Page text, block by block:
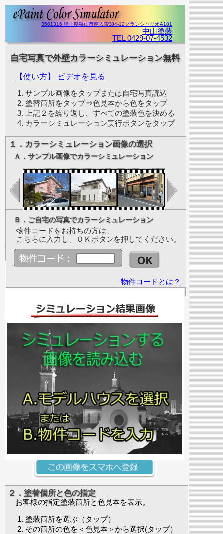
3501316 埼玉県狭山市南入曽384-12グランシャリオA101
中山塗装
TEL 0429-07-4532
自宅写真で外壁カラーシミュレーション無料
【使い方】 ビデオを見る
サンプル画像をタップまたは自宅写真読込
塗替箇所をタップ⇒色見本から色をタップ
上記２を繰り返し、すべての塗装色を決める
カラーシミュレーション実行ボタンをタップ
１．カラーシミュレーション画像の選択
Ａ．サンプル画像でカラーシミュレーション
Ｂ．ご自宅の写真でカラーシミュレーション
物件コードをお持ちの方は、
こちらに入力し、ＯＫボタンを押してください。
物件コードとは？
２．塗替個所と色の指定
お客様の指定塗装箇所と色見本を表示。
塗装箇所を選ぶ（タップ）
その箇所の色を＜色見本＞から選択(タップ）